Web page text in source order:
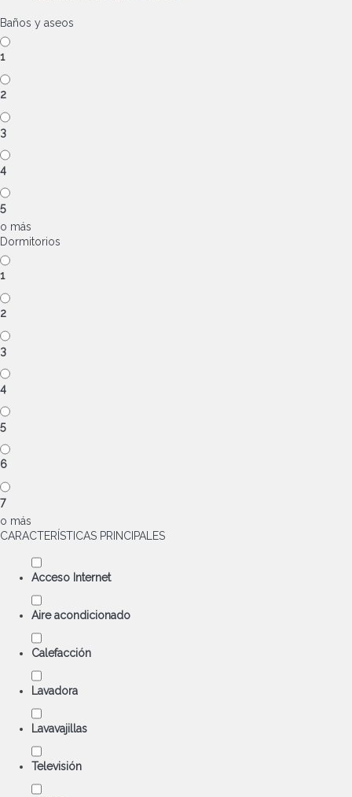
Baños y aseos
1
2
3
4
5
o más
Dormitorios
1
2
3
4
5
6
7
o más
CARACTERÍSTICAS PRINCIPALES
Acceso Internet
Aire acondicionado
Calefacción
Lavadora
Lavavajillas
Televisión